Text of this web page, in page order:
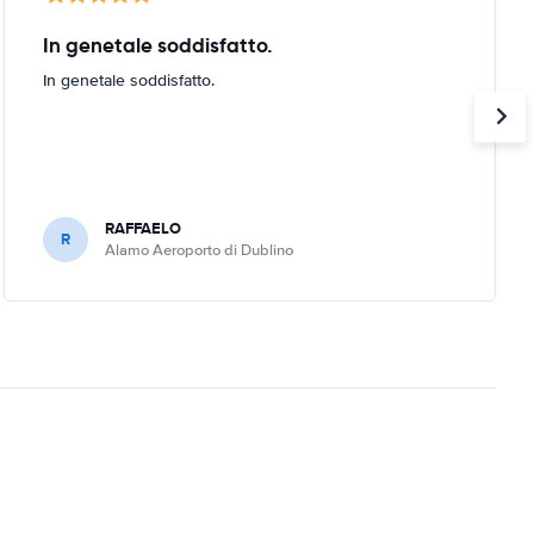
In genetale soddisfatto.
In genetale soddisfatto.
R RAFFAELO
Alamo Aeroporto di Dublino